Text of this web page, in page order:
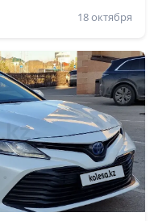
Жалпы аламын
Қытай айдадым, енді
баратын жеріңе
Жалпы алды пәс
деп
бар, машина
ал экспертке
18 октября